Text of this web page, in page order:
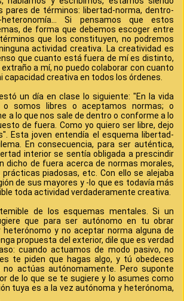
pares de términos: libertad-norma, dentro-
heteronomía... Si pensamos que estos
de forma que debemos escoger entre
que los constituyen, no podremos
actividad creativa. La creatividad es
que cuanto está fuera de mí es distinto,
a mí, no puedo colaborar con cuanto
capacidad creativa en todos los órdenes.
un día en clase lo siguiente: "En la vida
o somos libres o aceptamos normas; o
a lo que nos sale de dentro o conforme a lo
de fuera. Como yo quiero ser libre, dejo
Esta joven entendía el esquema libertad-
En consecuencia, para ser auténtica,
interior se sentía obligada a prescindir
dicho de fuera acerca de normas morales,
piadosas, etc. Con ello se alejaba
de sus mayores y -lo que es todavía más
toda actividad verdaderamente creativa.
de los esquemas mentales. Si un
que para ser autónomo en tu obrar
heterónomo y no aceptar norma alguna de
propuesta del exterior, dile que es verdad
cuando actuamos de modo pasivo, no
te piden que hagas algo, y tú obedeces
no actúas autónomamente. Pero suponte
de lo que se te sugiere y lo asumes como
tuya es a la vez autónoma y heterónoma,